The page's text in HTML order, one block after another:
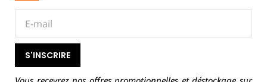
S'INSCRIRE